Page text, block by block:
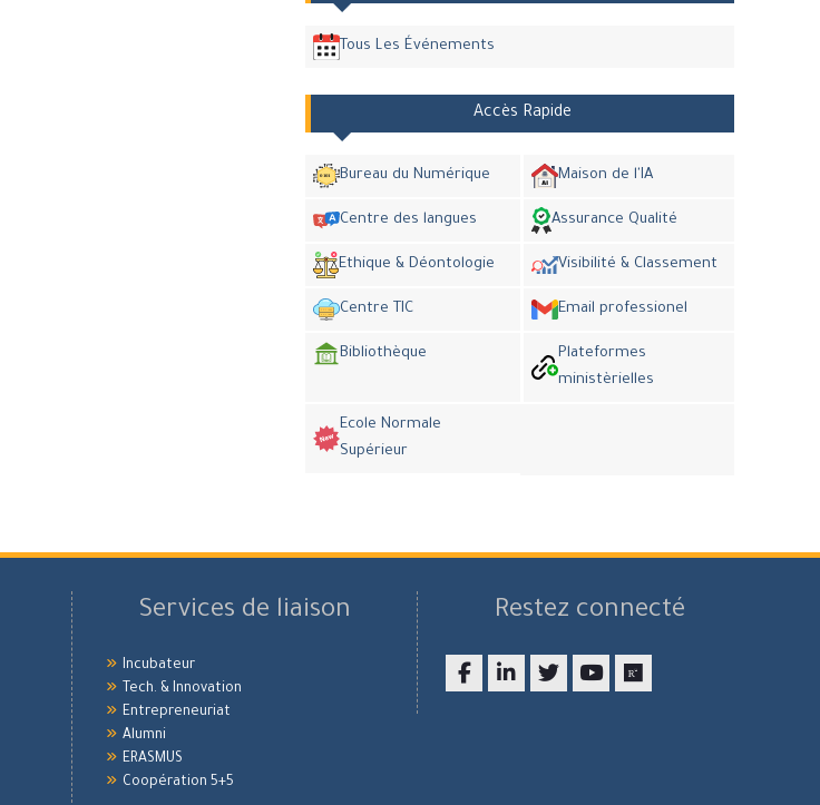
Tous Les Événements
Accès Rapide
Bureau du Numérique Maison de l'IA
Centre des langues Assurance Qualité
Ethique & Déontologie Visibilité & Classement
Centre TIC Email professionel
Bibliothèque
Plateformes
ministèrielles
Ecole Normale
Supérieur
Services de liaison
Incubateur
Tech. & Innovation
Entrepreneuriat
Alumni
ERASMUS
Coopération 5+5
Restez connecté